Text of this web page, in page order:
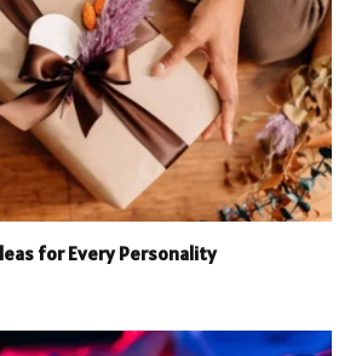
for Every Personality